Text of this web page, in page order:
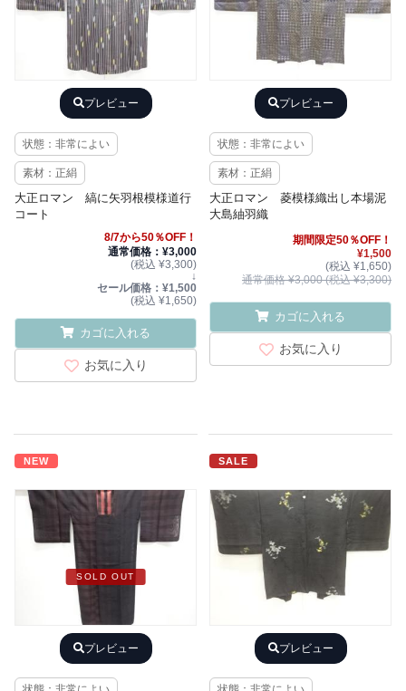
プレビュー
状態：非常によい
素材：正絹
大正ロマン 縞に矢羽根模様道行
コート
8/7から50％OFF！
通常価格：¥3,000
(税込 ¥3,300)
↓
セール価格：¥1,500
(税込 ¥1,650)
カゴに入れる
お気に入り
プレビュー
状態：非常によい
素材：正絹
大正ロマン 菱模様織出し本場泥
大島紬羽織
期間限定50％OFF！
¥1,500
(税込 ¥1,650)
通常価格 ¥3,000 (税込 ¥3,300)
カゴに入れる
お気に入り
NEW
SOLD OUT
プレビュー
SALE
プレビュー